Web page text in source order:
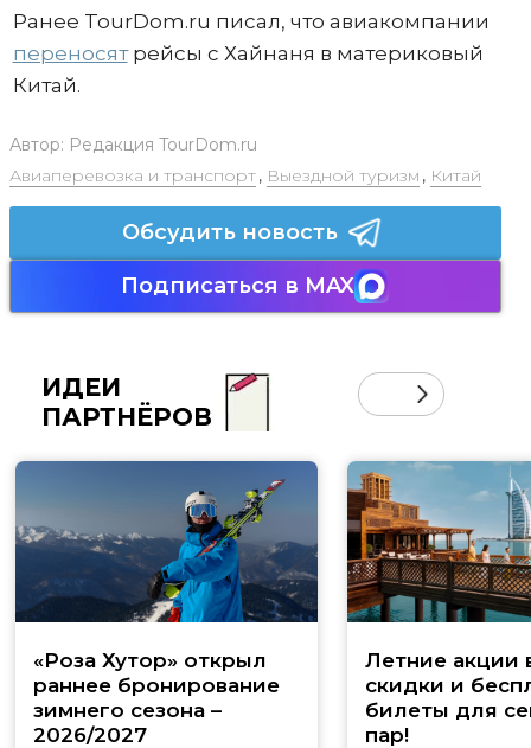
Ранее TourDom.ru писал, что авиакомпании
переносятрейсы с Хайнаня в материковый
Китай.
Автор: Редакция TourDom.ru
Авиаперевозка и транспорт, Выездной туризм , Китай
Обсудить новость
Подписаться в MAX
ИДЕИ
ПАРТНЁРОВ
«Роза Хутор» открыл
раннее бронирование
зимнего сезона –
2026/2027
Летние акции
скидки и
билеты для
пар!